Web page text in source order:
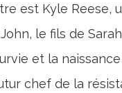
est Kyle Reese,
le fils de
et la
chef de la